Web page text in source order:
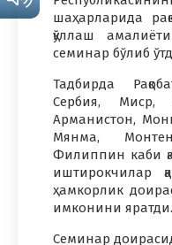
шаҳарларида
қўллаш
семинар бўлиб
Тадбирда
Сербия, Миср,
Арманистон,
Мянма,
Филиппин каби
иштирокчилар
ҳамкорлик
имконини яратди.
Семинар